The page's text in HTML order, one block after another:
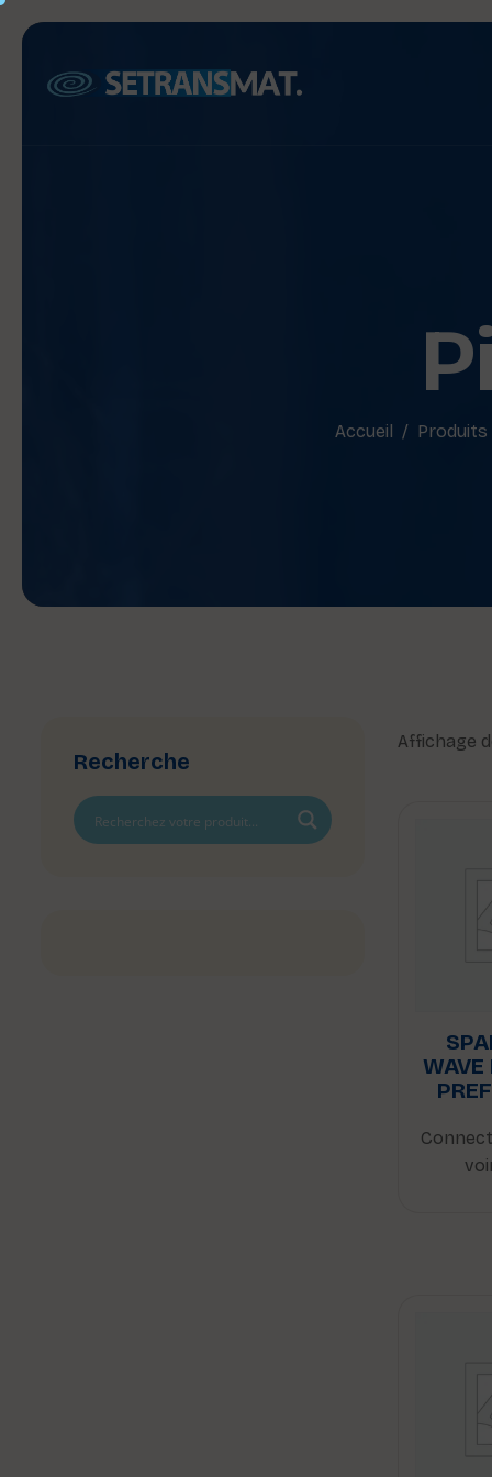
Accueil Produits
Recherche
Affichage
WAVE